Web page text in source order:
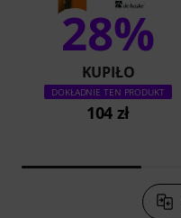
28%
KUPIŁO
DOKŁADNIE TEN PRODUKT
104 zł